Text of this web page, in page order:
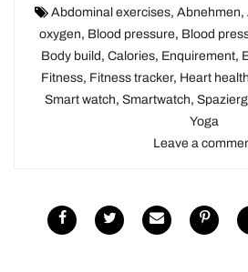
Abdominal exercises, Abnehmen,
oxygen, Blood pressure, Blood
Body build, Calories, Enquirement,
Fitness, Fitness tracker, Heart health
Smart watch, Smartwatch,
Yoga
Leave a